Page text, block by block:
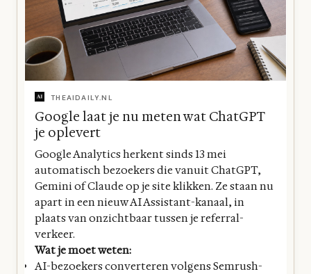
THEAIDAILY.NL
Google laat je nu meten wat ChatGPT
je oplevert
Google Analytics herkent sinds 13 mei
automatisch bezoekers die vanuit ChatGPT,
Gemini of Claude op je site klikken. Ze staan nu
apart in een nieuw AI Assistant-kanaal, in
plaats van onzichtbaar tussen je referral-
verkeer.
Wat je moet weten:
AI-bezoekers converteren volgens Semrush-